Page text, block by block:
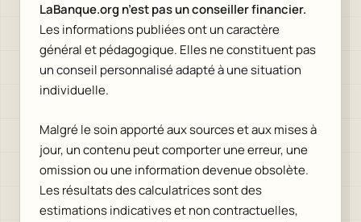
LaBanque.org n’est pas un conseiller financier.
Les informations publiées ont un caractère
général et pédagogique. Elles ne constituent pas
un conseil personnalisé adapté à une situation
individuelle.
Malgré le soin apporté aux sources et aux mises à
jour, un contenu peut comporter une erreur, une
omission ou une information devenue obsolète.
Les résultats des calculatrices sont des
estimations indicatives et non contractuelles,